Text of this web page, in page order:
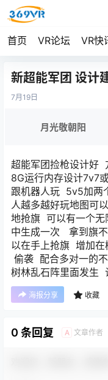
首页 VR论坛 VR快
新超能军团 设计
7月 19日
月光敬朝阳
超能军团捡枪设计好
8G运行内存设计7v7
跟机器人玩 5v5加两
人越多越好玩地图可
地抢旗 可以有一个
中生成一次 拿到旗
以在手上抢旗 增加在
偷袭 配合多对一的
树林乱石阵里面发生
海报分享 收藏
0 条回复 A 文章作者